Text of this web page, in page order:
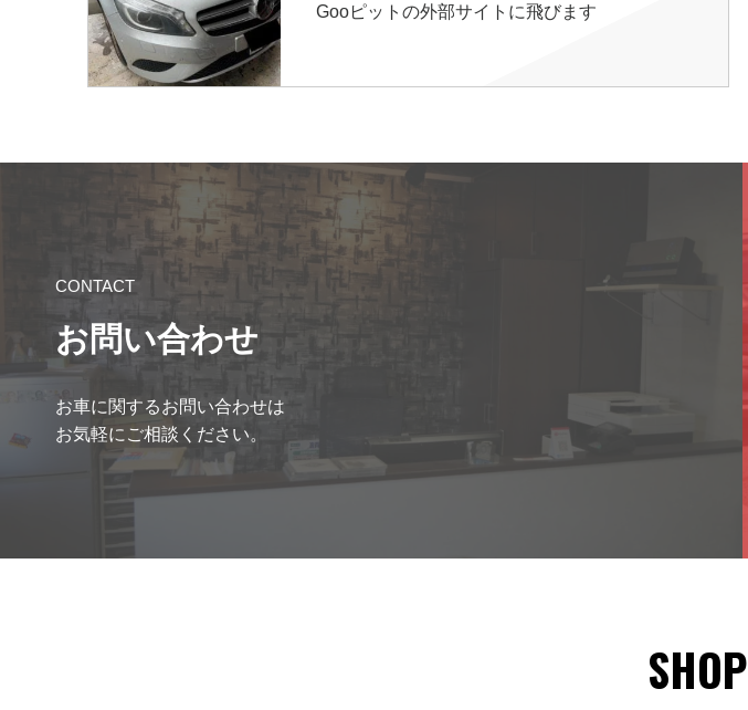
Gooピットの外部サイトに飛びます
CONTACT
お問い合わせ
お車に関するお問い合わせは
お気軽にご相談ください。